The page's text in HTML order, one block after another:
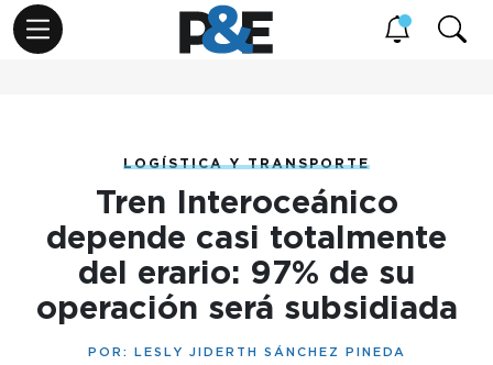
LOGÍSTICA Y TRANSPORTE
Tren Interoceánico
depende casi totalmente
del erario: 97% de su
operación será subsidiada
POR: LESLY JIDERTH SÁNCHEZ PINEDA